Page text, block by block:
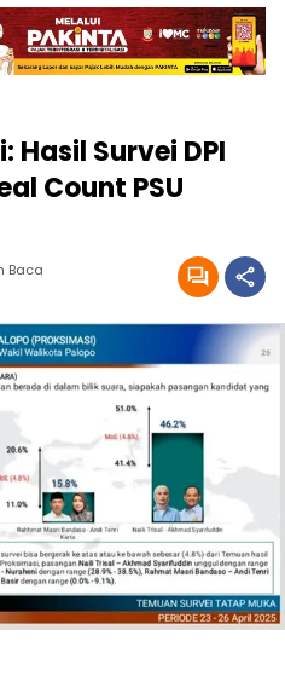
Hasil Survei DPI
Count PSU
Baca